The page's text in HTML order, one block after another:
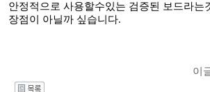
안정적으로 사용할수있는 검증된 보드라는
장점이 아닐까 싶습니다.
이